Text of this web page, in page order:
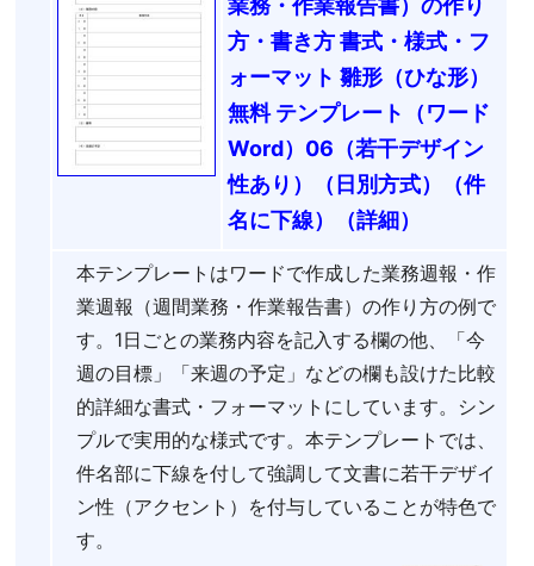
業務・作業報告書）の作り
方・書き方 書式・様式・フ
ォーマット 雛形（ひな形）
無料 テンプレート（ワード
Word）06（若干デザイン
性あり）（日別方式）（件
名に下線）（詳細）
本テンプレートはワードで作成した業務週報・作
業週報（週間業務・作業報告書）の作り方の例で
す。1日ごとの業務内容を記入する欄の他、「今
週の目標」「来週の予定」などの欄も設けた比較
的詳細な書式・フォーマットにしています。シン
プルで実用的な様式です。本テンプレートでは、
件名部に下線を付して強調して文書に若干デザイ
ン性（アクセント）を付与していることが特色で
す。